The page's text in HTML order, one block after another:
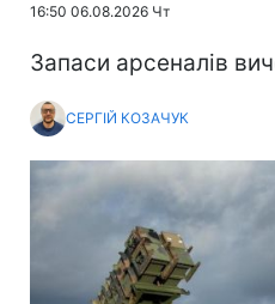
16:50 06.08.2026 Чт
Запаси арсеналів
СЕРГІЙ КОЗАЧУК